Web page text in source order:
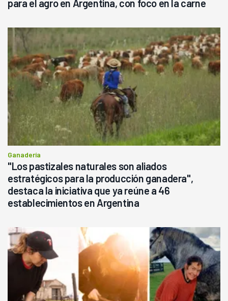
para el agro en Argentina, con foco en la carne
Ganadería
"Los pastizales naturales son aliados
estratégicos para la producción ganadera",
destaca la iniciativa que ya reúne a 46
establecimientos en Argentina